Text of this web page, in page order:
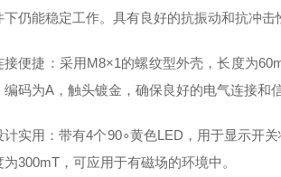
下仍能稳定工作。具有良好的抗振动和抗冲击
接便捷：采用M8×1的螺纹型外壳，长度为
编码为A，触头镀金，确保良好的电气连接和
计实用：带有4个90∘黄色LED，用于显示开
300mT，可应用于有磁场的环境中。